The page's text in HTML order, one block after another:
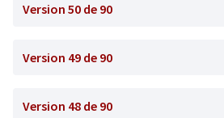
Version 50 de 90
Version 49 de 90
Version 48 de 90